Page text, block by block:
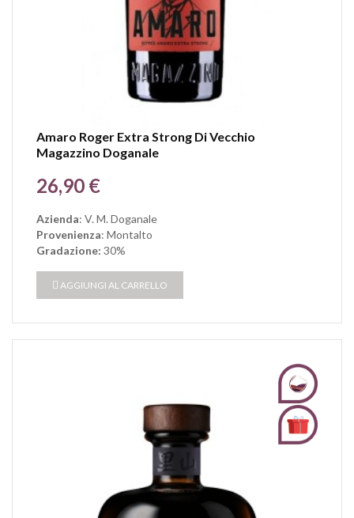
Amaro Roger Extra Strong Di Vecchio
Magazzino Doganale
Prezzo
26,90 €
Azienda: V. M. Doganale
Provenienza: Montalto
Gradazione: 30%
AGGIUNGI AL CARRELLO